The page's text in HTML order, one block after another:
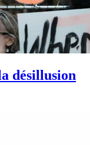
désillusion